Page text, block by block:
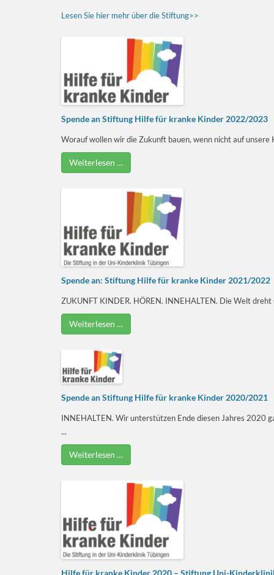
Lesen Sie hier mehr über die Stiftung>>
Spende an Stiftung Hilfe für kranke Kinder 2022/2023
Worauf wollen wir die Zukunft bauen, wenn nicht auf
Weiterlesen …
Spende an: Stiftung Hilfe für kranke Kinder 2021/2022
ZUKUNFT KINDER. HÖREN. INNEHALTEN. Die Welt
Weiterlesen …
Spende an Stiftung Hilfe für kranke Kinder 2020/2021
INNEHALTEN. Wir unterstützen Ende diesen Jahres 2020
...
Weiterlesen …
Hilfe für kranke Kinder 2020 – Stiftung Uni-